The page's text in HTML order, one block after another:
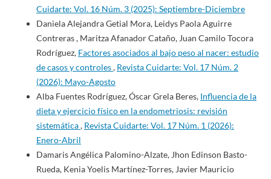
Cuidarte: Vol. 16 Núm. 3 (2025): Septiembre-Diciembre
Daniela Alejandra Getial Mora, Leidys Paola Aguirre
Contreras , Maritza Afanador Cataño, Juan Camilo Tocora
Rodríguez, Factores asociados al bajo peso al nacer: estudio
de casos y controles, Revista Cuidarte: Vol. 17 Núm. 2
(2026): Mayo-Agosto
Alba Fuentes Rodríguez, Óscar Grela Beres, Influencia de la
dieta y ejercicio físico en la endometriosis: revisión
sistemática, Revista Cuidarte: Vol. 17 Núm. 1 (2026):
Enero-Abril
Damaris Angélica Palomino-Alzate, Jhon Edinson Basto-
Rueda, Kenia Yoelis Martínez-Torres, Javier Mauricio